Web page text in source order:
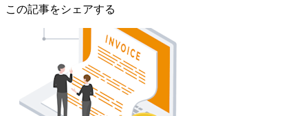
この記事をシェアする